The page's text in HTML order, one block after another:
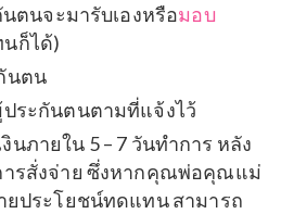
ตนจะมารับเองหรือมอบ
ก็ได้)
นตน
ระกันตนตามที่แจ้งไว้
ภายใน 5 – 7 วันทำการ หลัง
ารสั่งจ่าย ซึ่งหากคุณพ่อคุณแม่
ยประโยชน์ทดแทน สามารถ